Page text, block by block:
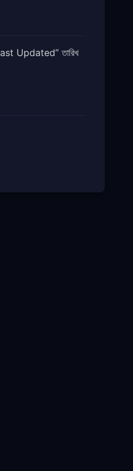
Updated” তারিখ